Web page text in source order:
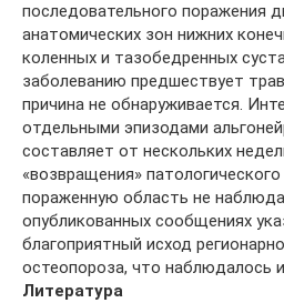
последовательного поражения
анатомических зон нижних
коленных и тазобедренных
заболеванию предшествует
причина не обнаруживается.
отдельными эпизодами
составляет от нескольких
«возвращения»
пораженную область не
опубликованных сообщениях
благоприятный исход
остеопороза, что наблюдалось
Литература